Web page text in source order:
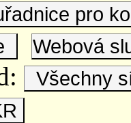
pro
Webová
Všechny